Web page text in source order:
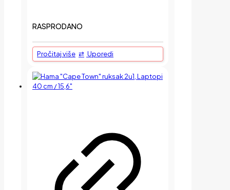
RASPRODANO
Pročitaj više Uporedi